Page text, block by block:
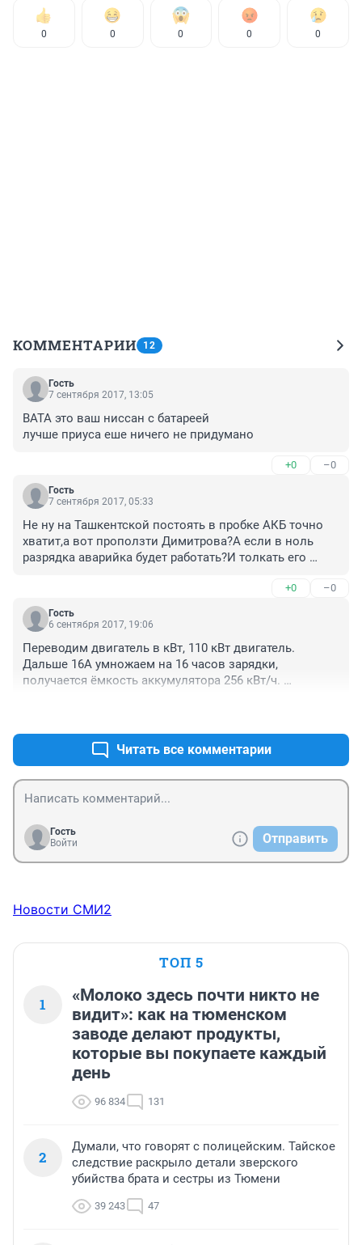
0 0 0 0 0
КОММЕНТАРИИ 12
Гость
7 сентября 2017, 13:05
ВАТА это ваш ниссан с батареей
лучше приуса еше ничего не придумано
+0 –0
Гость
7 сентября 2017, 05:33
Не ну на Ташкентской постоять в пробке АКБ точно
хватит,а вот проползти Димитрова?А если в ноль
разрядка аварийка будет работать?И толкать его
+0 –0
Гость
6 сентября 2017, 19:06
Переводим двигатель в кВт, 110 кВт двигатель.
Дальше 16А умножаем на 16 часов зарядки,
получается ёмкость аккумулятора 256 кВт/ч.
Читать все комментарии
Гость
Войти
Отправить
Новости СМИ2
ТОП 5
1
«Молоко здесь почти никто не
видит»: как на тюменском
заводе делают продукты,
которые вы покупаете каждый
день
96 834 131
2
Думали, что говорят с полицейским. Тайское
следствие раскрыло детали зверского
убийства брата и сестры из Тюмени
39 243 47